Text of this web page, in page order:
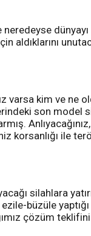
neredeyse
aldıklarını
varsa kim ve ne
son model
Anlıyacağınız,
korsanlığı ile
silahlara
büzüle
çözüm